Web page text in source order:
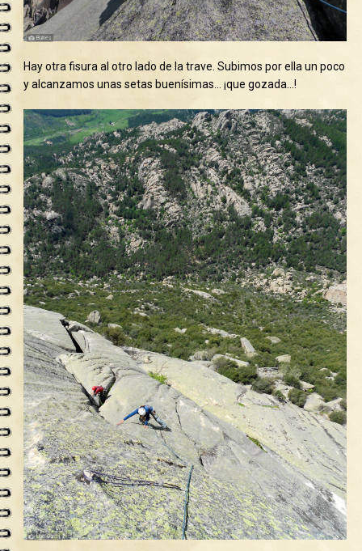
Hay otra fisura al otro lado de la trave. Subimos por ella un poco
y alcanzamos unas setas buenísimas… ¡que gozada…!